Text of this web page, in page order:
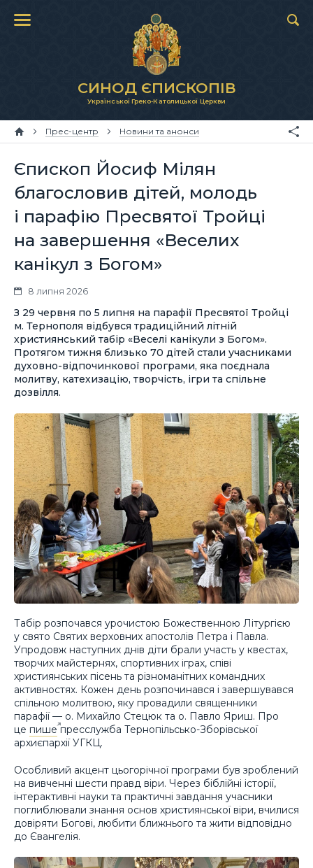
СИНОД ЄПИСКОПІВ
Української Греко-Католицької Церкви
Прес-центр Новини та анонси
Єпископ Йосиф Мілян
благословив дітей, молодь
і парафію Пресвятої Тройці
на завершення «Веселих
канікул з Богом»
8 липня 2026
З 29 червня по 5 липня на парафії Пресвятої Тройці
м. Тернополя відбувся традиційний літній
християнський табір «Веселі канікули з Богом».
Протягом тижня близько 70 дітей стали учасниками
духовно-відпочинкової програми, яка поєднала
молитву, катехизацію, творчість, ігри та спільне
дозвілля.
Табір розпочався урочистою Божественною Літургією
у свято Святих верховних апостолів Петра і Павла.
Упродовж наступних днів діти брали участь у квестах,
творчих майстернях, спортивних іграх, співі
християнських пісень та різноманітних командних
активностях. Кожен день розпочинався і завершувався
спільною молитвою, яку провадили священники
парафії — о. Михайло Стецюк та о. Павло Яриш. Про
це пишепресслужба Тернопільсько-Зборівської
архиєпархії УГКЦ.
Особливий акцент цьогорічної програми був зроблений
на вивченні шести правд віри. Через біблійні історії,
інтерактивні науки та практичні завдання учасники
поглиблювали знання основ християнської віри, вчилися
довіряти Богові, любити ближнього та жити відповідно
до Євангелія.